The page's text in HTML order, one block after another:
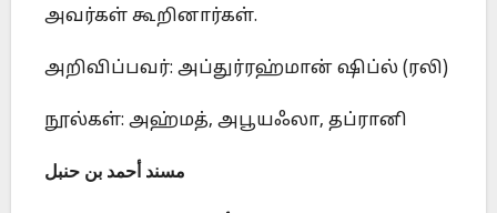
அவர்கள் கூறினார்கள்.
அறிவிப்பவர்: அப்துர்ரஹ்மான் ஷிப்ல் (ரலி)
நூல்கள்: அஹ்மத், அபூயஃலா, தப்ரானி
مسند أحمد بن حنبل